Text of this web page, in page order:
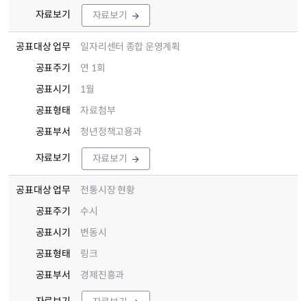
자료보기 자료보기
공표대상 업무
일자리센터 종합 운영계획
공표주기
연 1회
공표시기
1월
공표형태
자료첨부
공표부서
청년정책고용과
자료보기 자료보기
공표대상 업무
전통시장 현황
공표주기
수시
공표시기
변동시
공표형태
링크
공표부서
경제진흥과